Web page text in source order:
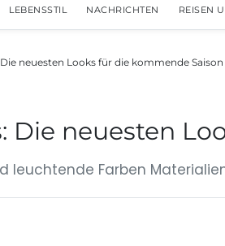
LEBENSSTIL NACHRICHTEN REISEN
neuesten Looks für die kommende Saison
Die neuesten
leuchtende Farben